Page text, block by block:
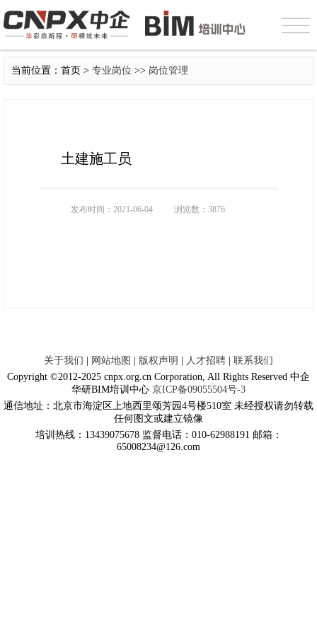
当前位置：首页 > 专业岗位 >> 岗位管理
土建施工员
发布时间：2021-06-04 浏览数：3876
关于我们 网站地图 版权声明 人才招聘
联系我们
Copyright ©2012-2025 cnpx.org.cn Corporation, All Rights Reserved 中企
华研BIM培训中心 京ICP备09055504号-3
通信地址：北京市海淀区上地西里颂芳园4号楼510室 未经授权请勿转载
任何图文或建立镜像
培训热线：13439075678 监督电话：010-62988191 邮箱：
65008234@126.com